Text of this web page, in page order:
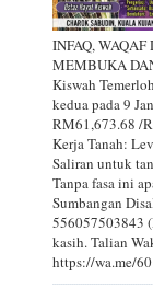
INFAQ,
MEMBUKA
Kiswah
kedua pada 9
RM61,673.68 /
Kerja Tanah:
Saliran untuk
Tanpa fasa ini
Sumbangan
556057503843
kasih. Talian
https://wa.me/